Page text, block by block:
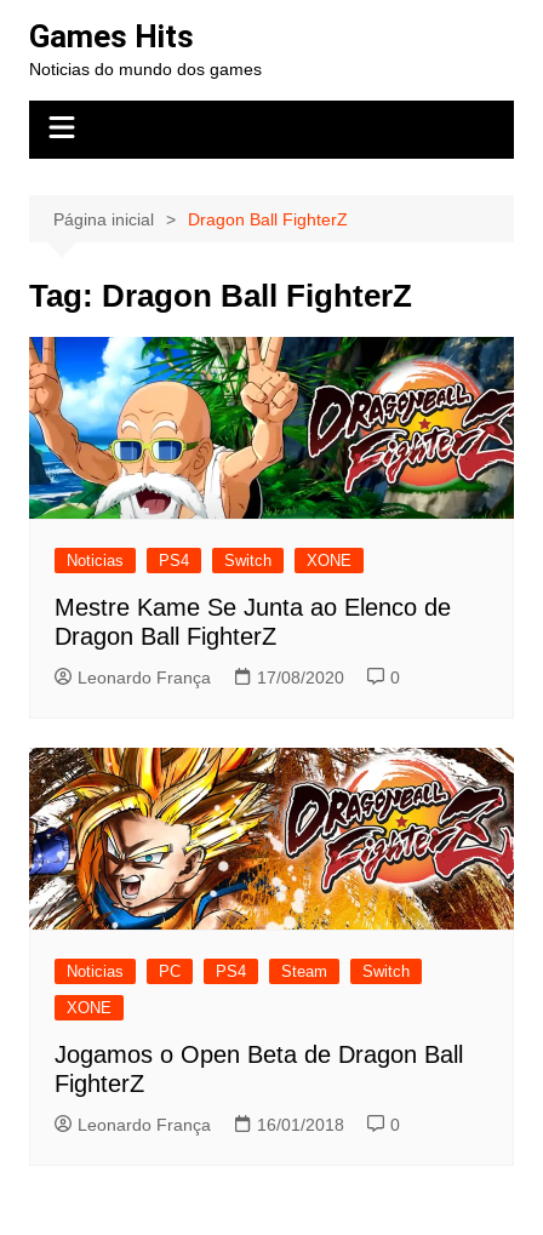
para
conteúdo
Games Hits
Noticias do mundo dos games
Página inicial Dragon Ball FighterZ
Tag: Dragon Ball FighterZ
Noticias PS4 Switch XONE
Mestre Kame Se Junta ao Elenco de
Dragon Ball FighterZ
Leonardo França 17/08/2020 0
Noticias PC PS4 Steam
Switch
XONE
Jogamos o Open Beta de Dragon Ball
FighterZ
Leonardo França 16/01/2018 0